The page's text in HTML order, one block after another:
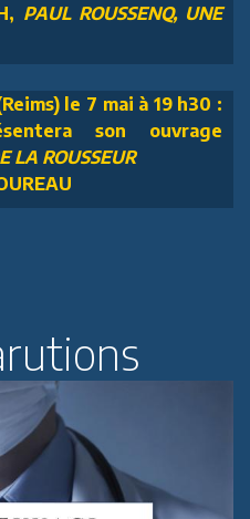
PAUL ROUSSENQ, UNE
le 7 mai à 19 h30 :
son ouvrage
LA ROUSSEUR